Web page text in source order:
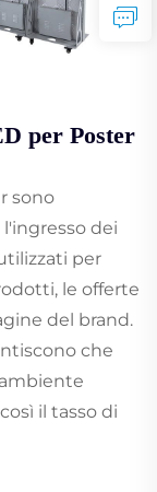
per Poster
sono
dei
per
le offerte
del brand.
che
il tasso di